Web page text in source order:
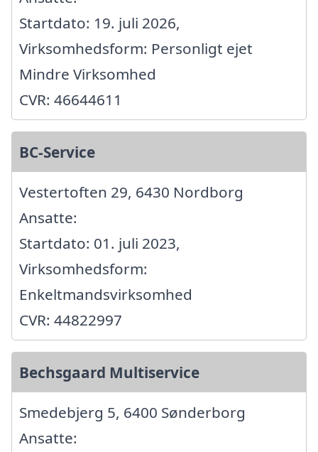
Startdato: 19. juli 2026,
Virksomhedsform: Personligt ejet
Mindre Virksomhed
CVR: 46644611
BC-Service
Vestertoften 29, 6430 Nordborg
Ansatte:
Startdato: 01. juli 2023,
Virksomhedsform:
Enkeltmandsvirksomhed
CVR: 44822997
Bechsgaard Multiservice
Smedebjerg 5, 6400 Sønderborg
Ansatte: